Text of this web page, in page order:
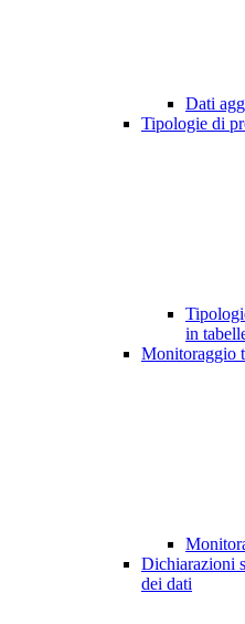
Dati
Tipologie di
in
Monitoraggio
Dichiarazioni
dei dati